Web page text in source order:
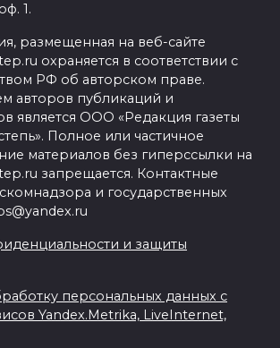
1.
размещенная на веб-сайте
охраняется в соответствии с
РФ об авторском праве.
авторов публикаций и
является ООО «Редакция газеты
Полное или частичное
материалов без гиперссылки на
запрещается. Контактные
и государственных
и защиты
персональных данных с
Yandex.Metrika, LiveInternet,